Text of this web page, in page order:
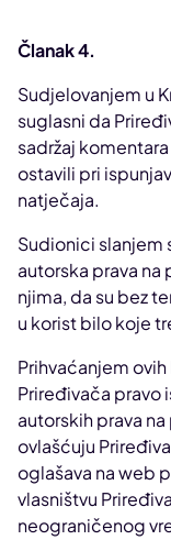
Članak 4.
Sudjelovanjem u
suglasni da
sadržaj
ostavili pri
natječaja.
Sudionici slanjem
autorska prava
njima, da su bez
u korist bilo koje
Prihvaćanjem
Priređivača pravo
autorskih prava
ovlašćuju
oglašava na web
vlasništvu
neograničenog